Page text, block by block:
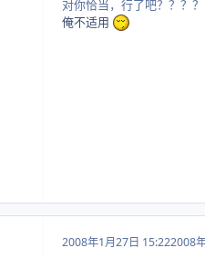
对你恰当，行了吧？？？？
俺不适用
2008年1月27日 15:222008